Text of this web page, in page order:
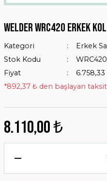
WELDER WRC420 ERKEK
Kategori
Erkek
Stok Kodu
WRC420
Fiyat
*892,37 ₺ den başlayan
8.110,00 ₺